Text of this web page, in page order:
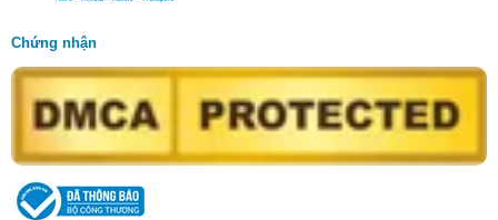
Chứng nhận